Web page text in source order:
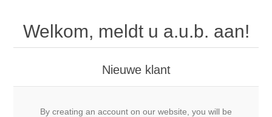
Welkom, meldt u a.u.b. aan!
Nieuwe klant
By creating an account on our website, you will be